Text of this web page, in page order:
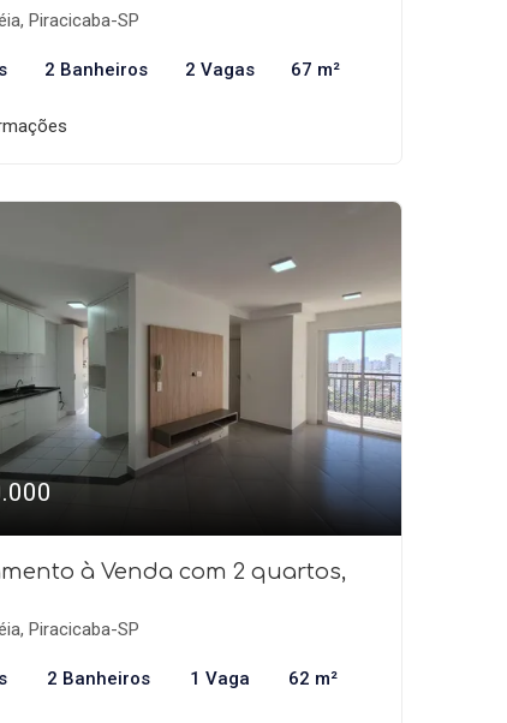
Piracicaba-SP
2 Banheiros 2 Vagas 67 m²
à Venda com 2 quartos,
Piracicaba-SP
2 Banheiros 1 Vaga 62 m²